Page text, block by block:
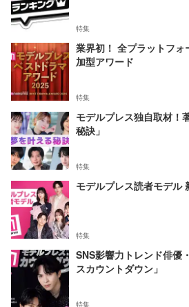
特集
業界初！ 全プラットフ
加型アワード
特集
モデルプレス独自取材！
秘訣」
特集
モデルプレス読者モデル
特集
SNS影響力トレンド俳優
スカウントダウン」
特集